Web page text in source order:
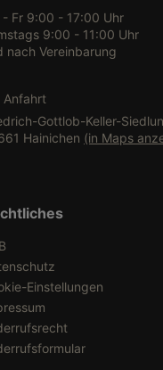
- Fr 9:00 - 17:00 Uhr
9:00 - 11:00 Uhr
nach Vereinbarung
Anfahrt
Gottlob-Keller-
Hainichen (in Maps
Einstellungen